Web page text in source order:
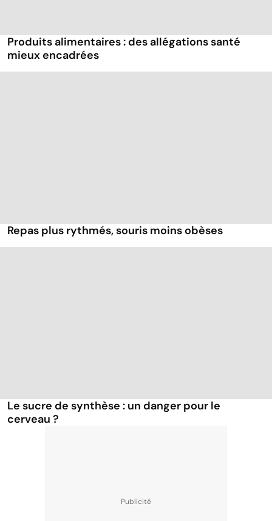
Produits alimentaires : des allégations santé
mieux encadrées
Repas plus rythmés, souris moins obèses
Le sucre de synthèse : un danger pour le
cerveau ?